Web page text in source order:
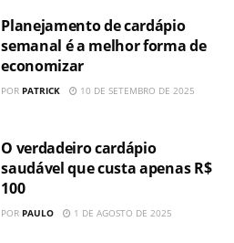
Planejamento de cardápio
semanal é a melhor forma de
economizar
POR PATRICK 10 DE SETEMBRO DE 2025
O verdadeiro cardápio
saudável que custa apenas R$
100
POR PAULO 1 DE AGOSTO DE 2025